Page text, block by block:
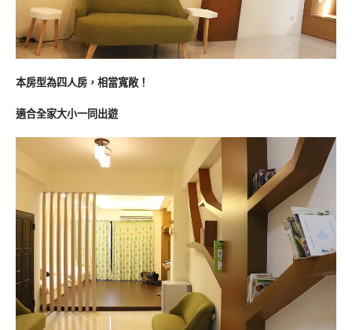
本房型為四人房，相當寬敞！
適合全家大小一同出遊